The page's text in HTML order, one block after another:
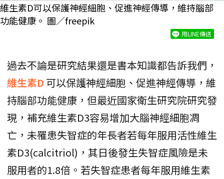
維生素D可以保護神經細胞、促進神經傳導，維持腦部
功能健康。 圖／freepik
用LINE傳送
過去不論是研究結果還是書本知識都告訴我們，
維生素D 可以保護神經細胞、促進神經傳導，維
持腦部功能健康，但最近國家衛生研究院研究發
現，補充維生素D3容易增加大腦神經細胞凋
亡，未罹患失智症的年長者若每年服用活性維生
素D3(calcitriol)，其日後發生失智症風險是未
服用者的1.8倍。若失智症患者每年服用維生素